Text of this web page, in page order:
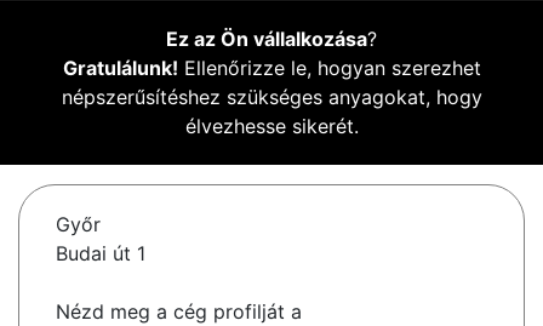
Ez az Ön vállalkozása?
Gratulálunk! Ellenőrizze le, hogyan szerezhet
népszerűsítéshez szükséges anyagokat, hogy
élvezhesse sikerét.
Győr
Budai út 1
Nézd meg a cég profilját a